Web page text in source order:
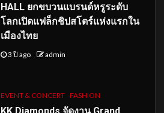
HALL ยกขบวนแบรนด์หรูระดับ
โลกเปิดแฟล็กชิปสโตร์แห่งแรกใน
เมืองไทย
3 ปี ago admin
EVENT & CONCERT FASHION
KK Diamonds จัดงาน Grand